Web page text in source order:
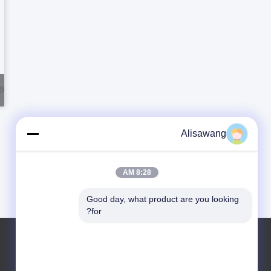
Alisawang
8:28 AM
Good day, what product are you looking
for?